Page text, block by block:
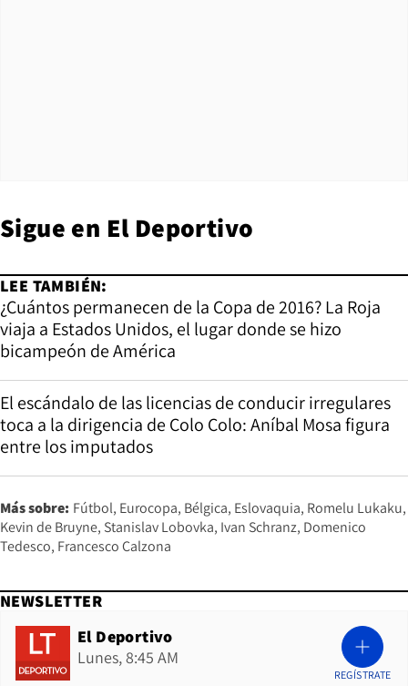
Sigue en El Deportivo
LEE TAMBIÉN:
¿Cuántos permanecen de la Copa de 2016? La Roja
viaja a Estados Unidos, el lugar donde se hizo
bicampeón de América
El escándalo de las licencias de conducir irregulares
toca a la dirigencia de Colo Colo: Aníbal Mosa figura
entre los imputados
Más sobre: Fútbol Eurocopa Bélgica Eslovaquia Romelu Lukaku
Kevin de Bruyne Stanislav Lobovka Ivan Schranz Domenico
Tedesco Francesco Calzona
NEWSLETTER
El Deportivo
Lunes, 8:45 AM
REGÍSTRATE